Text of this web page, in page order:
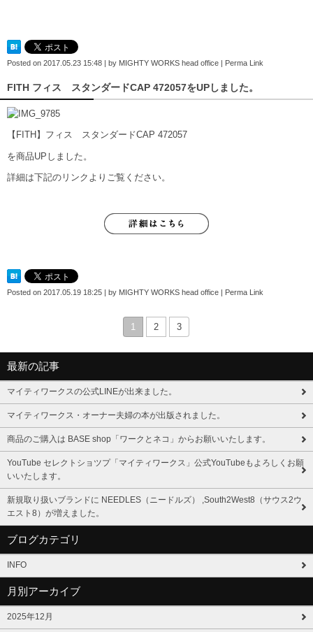
Posted on 2017.05.23 15:48 | by MIGHTY WORKS head office | Perma Link
FITH フィス スタンダードCAP 472057をUPしました。
【FITH】フィス スタンダードCAP 472057
を商品UPしました。
詳細は下記のリンクよりご覧ください。
Posted on 2017.05.19 18:25 | by MIGHTY WORKS head office | Perma Link
1 2 3
最新の記事
マイティワークスの公式LINEが出来ました。
マイティワークス・オーナー夫婦の本が出版されました。
商品のご購入は BASE shop「ワークとネコ」からお願いいたします。
YouTube セレクトショツプ「マイティワークス」公式YouTubeもよろしくお願
いいたします。
新規取り扱いブランドに NEEDLES（ニードルズ） ,South2West8（サウス2ウ
エスト8）が増えました。
ブログカテゴリ
INFO
月別アーカイブ
2025年12月